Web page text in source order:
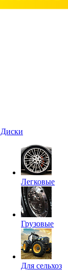
Диски
Легковые
Грузовые
Для сельхоз